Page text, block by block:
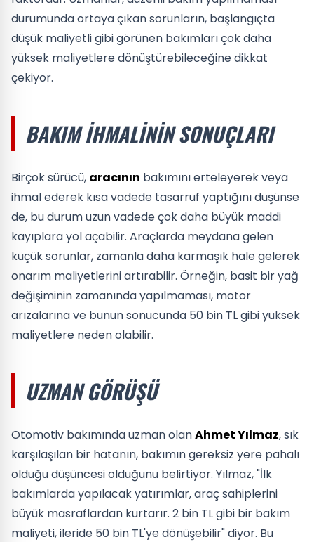
durumunda ortaya çıkan sorunların, başlangıçta
düşük maliyetli gibi görünen bakımları çok daha
yüksek maliyetlere dönüştürebileceğine dikkat
çekiyor.
BAKIM İHMALININ SONUÇLARI
Birçok sürücü, aracının bakımını erteleyerek veya
ihmal ederek kısa vadede tasarruf yaptığını düşünse
de, bu durum uzun vadede çok daha büyük maddi
kayıplara yol açabilir. Araçlarda meydana gelen
küçük sorunlar, zamanla daha karmaşık hale gelerek
onarım maliyetlerini artırabilir. Örneğin, basit bir yağ
değişiminin zamanında yapılmaması, motor
arızalarına ve bunun sonucunda 50 bin TL gibi yüksek
maliyetlere neden olabilir.
UZMAN GÖRÜŞÜ
Otomotiv bakımında uzman olanAhmet Yılmaz, sık
karşılaşılan bir hatanın, bakımın gereksiz yere pahalı
olduğu düşüncesi olduğunu belirtiyor. Yılmaz, "İlk
bakımlarda yapılacak yatırımlar, araç sahiplerini
büyük masraflardan kurtarır. 2 bin TL gibi bir bakım
maliyeti, ileride 50 bin TL'ye dönüşebilir" diyor. Bu